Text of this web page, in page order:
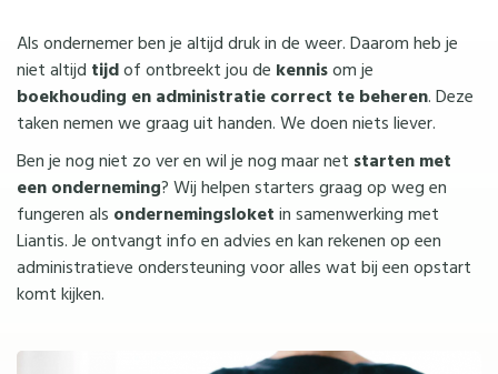
Als ondernemer ben je altijd druk in de weer. Daarom heb je
niet altijd tijdof ontbreekt jou de kennisom je
boekhouding en administratie correct te beheren. Deze
taken nemen we graag uit handen. We doen niets liever.
Ben je nog niet zo ver en wil je nog maar net starten met
een onderneming? Wij helpen starters graag op weg en
fungeren als ondernemingsloket in samenwerking met
Liantis. Je ontvangt info en advies en kan rekenen op een
administratieve ondersteuning voor alles wat bij een opstart
komt kijken.